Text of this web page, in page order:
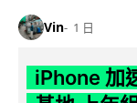
Vin 1 日
iPhone 加